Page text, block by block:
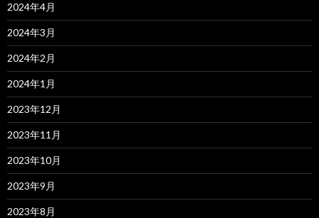
2024年4月
2024年3月
2024年2月
2024年1月
2023年12月
2023年11月
2023年10月
2023年9月
2023年8月